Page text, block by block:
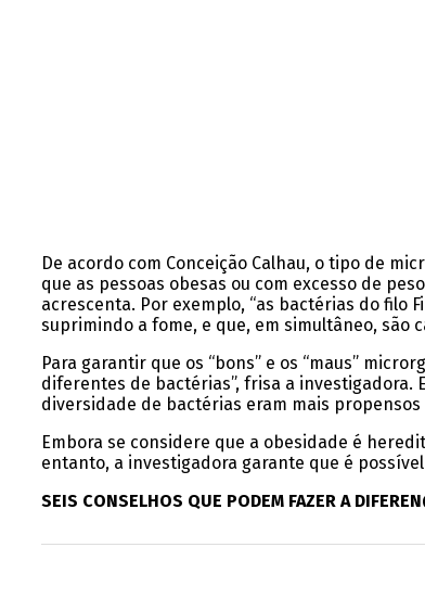
De acordo com Conceição Calhau, o tipo de
que as pessoas obesas ou com excesso de
acrescenta. Por exemplo, “as bactérias do filo
suprimindo a fome, e que, em simultâneo, são
Para garantir que os “bons” e os “maus”
diferentes de bactérias”, frisa a investigadora.
diversidade de bactérias eram mais propensos
Embora se considere que a obesidade é
entanto, a investigadora garante que é
SEIS CONSELHOS QUE PODEM FAZER A